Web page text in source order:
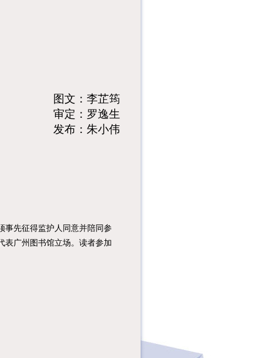
图文：李芷筠
审定：罗逸生
发布： 朱小伟
先征得监护人同意并陪同参
表广州图书馆立场。读者参加